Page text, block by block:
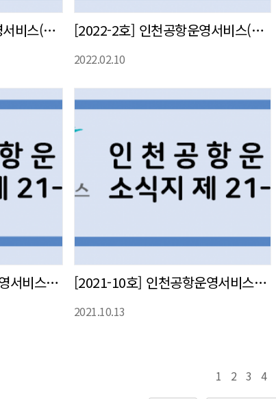
[2022-3호] 인천공항운영서비스(주) 사내 소식지 발간 [2022-2호] 인천공항운영서비스(주) 사내 소식지 발간
2022.02.10
[2021-11호] 인천공항운영서비스㈜ 사내 소식지 발간 [2021-10호] 인천공항운영서비스㈜ 사내 소식지 발간
2021.10.13
1 2 3 4